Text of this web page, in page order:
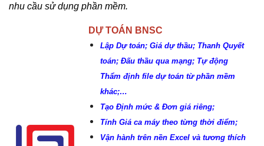
nhu cầu sử dụng phần mềm.
DỰ TOÁN BNSC
Lập Dự toán; Giá dự thầu; Thanh Quyết
toán; Đấu thầu qua mạng; Tự động
Thẩm định file dự toán từ phần mềm
khác;…
Tạo Định mức & Đơn giá riêng;
Tính Giá ca máy theo từng thời điểm;
Vận hành trên nền Excel và tương thích